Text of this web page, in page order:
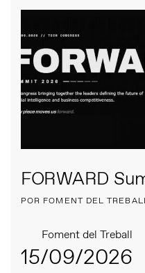
FORWARD
POR FOMENT DEL
Foment del Treball
15/09/2026